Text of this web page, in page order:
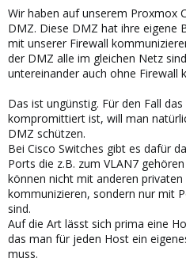
Wir haben auf unserem Proxmox
DMZ. Diese DMZ hat ihre eigene
mit unserer Firewall
der DMZ alle im gleichen Netz
untereinander auch ohne Firewall
Das ist ungünstig. Für den Fall
kompromittiert ist, will man
DMZ schützen.
Bei Cisco Switches gibt es dafür
Ports die z.B. zum VLAN7
können nicht mit anderen privaten
kommunizieren, sondern nur mit
sind.
Auf die Art lässt sich prima eine
das man für jeden Host ein
muss.